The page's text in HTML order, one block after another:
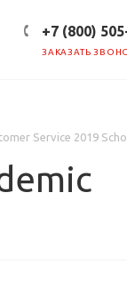
+7 (800)
ЗАКАЗАТЬ
Service 2019